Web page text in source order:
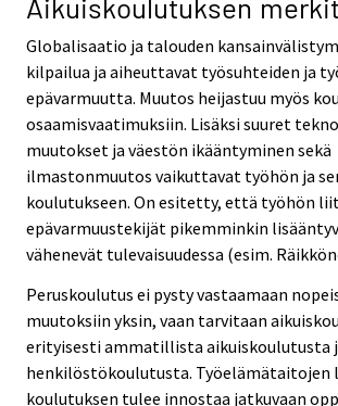
Aikuiskoulutuksen
Globalisaatio ja talouden
kilpailua ja aiheuttavat työsuhteiden ja
epävarmuutta. Muutos heijastuu myös
osaamisvaatimuksiin. Lisäksi suuret
muutokset ja väestön ikääntyminen sekä
ilmastonmuutos vaikuttavat työhön ja
koulutukseen. On esitetty, että työhön
epävarmuustekijät pikemminkin
vähenevät tulevaisuudessa (esim.
Peruskoulutus ei pysty vastaamaan
muutoksiin yksin, vaan tarvitaan
erityisesti ammatillista aikuiskoulutusta
henkilöstökoulutusta. Työelämätaitojen
koulutuksen tulee innostaa jatkuvaan